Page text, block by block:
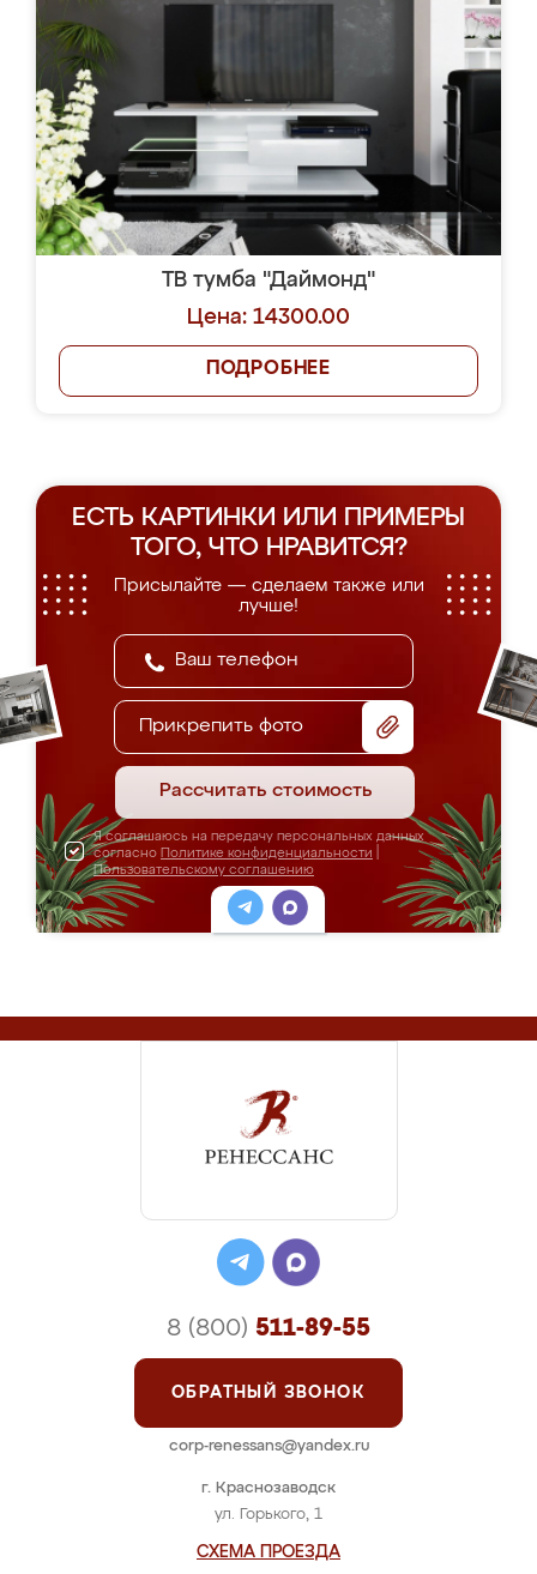
ТВ тумба "Даймонд"
Цена: 14300.00
ПОДРОБНЕЕ
ЕСТЬ КАРТИНКИ ИЛИ ПРИМЕРЫ
ТОГО, ЧТО НРАВИТСЯ?
Присылайте — сделаем также или
лучше!
Прикрепить фото
Рассчитать стоимость
Я соглашаюсь на передачу персональных данных
согласно Политике конфиденциальности
Пользовательскому соглашению
г. Краснозаводск
ул. Горького, 1
СХЕМА ПРОЕЗДА
8 (800) 511-89-55
ОБРАТНЫЙ ЗВОНОК
corp-renessans@yandex.ru